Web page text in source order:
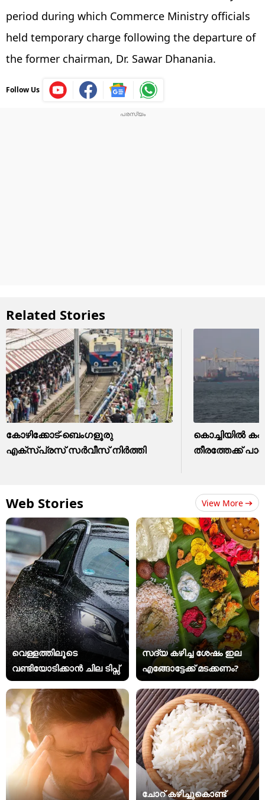
period during which Commerce Ministry officials
held temporary charge following the departure of
the former chairman, Dr. Sawar Dhanania.
Follow Us
Related Stories
കോഴിക്കോട്-ബെംഗളൂരു
എക്സ്പ്രസ് സ‍‍ർവീസ് നി‍‍ർത്തി
കൊച്ചിയിൽ
തീരത്തേക്ക്
Web Stories View More
വെള്ളത്തിലൂടെ
വണ്ടിയോടിക്കാൻ ചില ടിപ്സ്
സദ്യ കഴിച്ച ശേഷം ഇല
എങ്ങോട്ടേക്ക് മടക്കണം?
ചോറ് കഴിച്ചുകൊണ്ട്